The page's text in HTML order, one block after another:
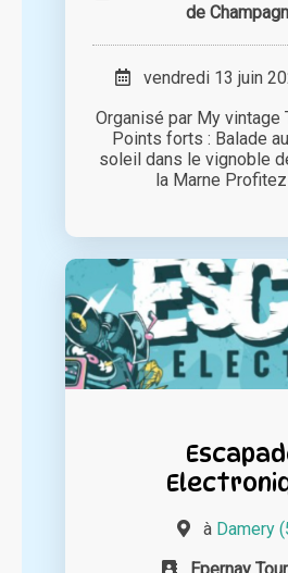
de
vendredi 13 juin
Organisé par My vintage
Points forts : Balade
soleil dans le vignoble
la Marne Profitez
à Damery
Epernay